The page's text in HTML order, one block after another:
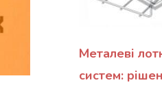
Металеві
систем: